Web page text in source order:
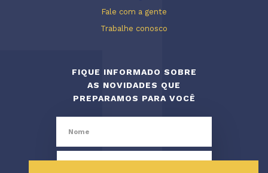
Fale com a gente
Trabalhe conosco
FIQUE INFORMADO SOBRE
AS NOVIDADES QUE
PREPARAMOS PARA VOCÊ